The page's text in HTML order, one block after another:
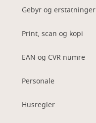
Gebyr og erstatninger
Print, scan og kopi
EAN og CVR numre
Personale
Husregler